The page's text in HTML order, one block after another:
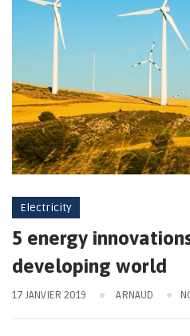
Electricity
5 energy
developing world
17 JANVIER 2019 ARNAUD